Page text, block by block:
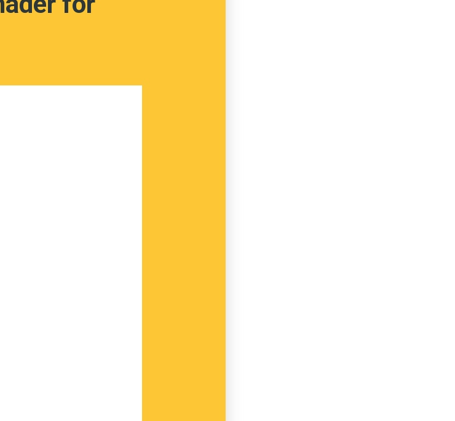
i kategorin
den tyska